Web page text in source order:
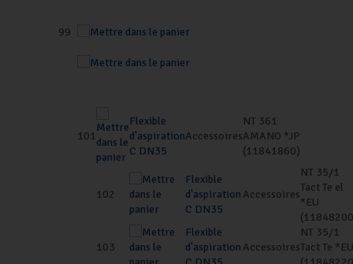
99
101
Flexible
d'aspiration
C DN35
Accessoires
NT 361
AMANO *JP
(11841860)
102
Flexible
d'aspiration
C DN35
Accessoires
NT 35/1
Tact Te el
*EU
103
Flexible
d'aspiration Accessoires
NT 35/1
Tact Te *EU